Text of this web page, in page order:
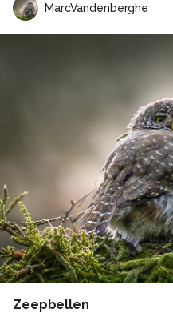
MarcVandenberghe
Zeepbellen